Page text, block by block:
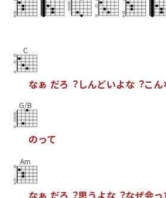
C
なぁ だろ ︖しんどいよな︖こん
G/B
のって
Am
なぁ だろ ︖思う よな︖なぜ会っ